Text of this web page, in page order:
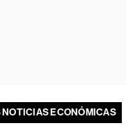
NOTICIAS ECONÓMICAS